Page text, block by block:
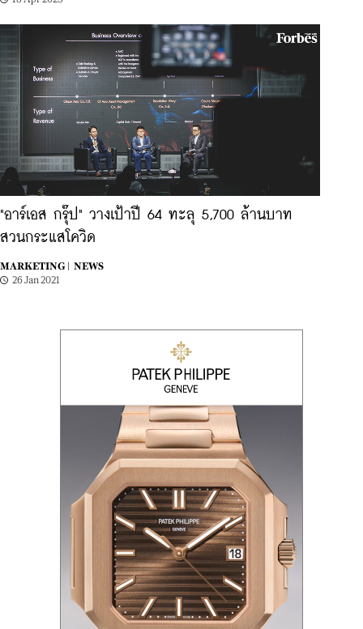
"อาร์เอส กรุ๊ป" วางเป้าปี 64 ทะลุ 5,700 ล้านบาท
สวนกระแสโควิด
MARKETING |
NEWS
26 Jan 2021